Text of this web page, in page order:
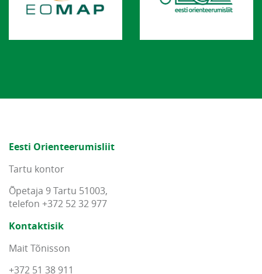
Eesti Orienteerumisliit
Tartu kontor
Õpetaja 9 Tartu 51003,
telefon +372 52 32 977
Kontaktisik
Mait Tõnisson
+372 51 38 911